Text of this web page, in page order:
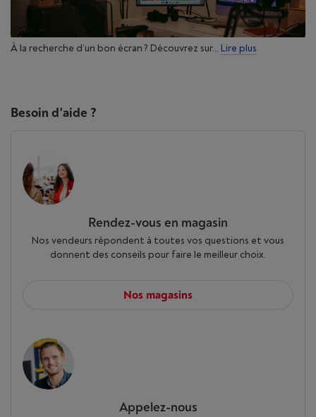
À la recherche d’un bon écran ? Découvrez sur... Lire plus
Besoin d'aide ?
Rendez-vous en magasin
Nos vendeurs répondent à toutes vos questions et vous
donnent des conseils pour faire le meilleur choix.
Nos magasins
Appelez-nous